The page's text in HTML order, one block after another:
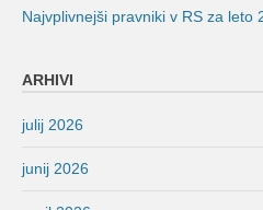
Najvplivnejši pravniki v RS za leto
ARHIVI
julij 2026
junij 2026